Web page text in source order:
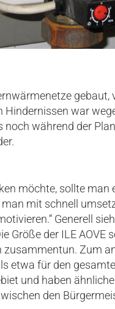
gebaut,
Hindernissen war
während der
möchte, sollte man
mit schnell
Generell
der ILE AOVE
Zum
etwa für den
und haben
den